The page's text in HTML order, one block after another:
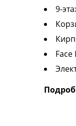
9-
Face